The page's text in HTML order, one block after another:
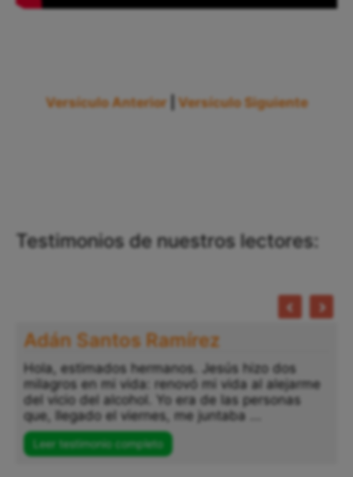
Versículo Anterior Versículo Siguiente
Testimonios de nuestros lectores:
Adán Santos Ramírez
Hola, estimados hermanos. Jesús hizo dos
milagros en mi vida: renovó mi vida al alejarme
del vicio del alcohol. Yo era de las personas
que, llegado el viernes, me juntaba ...
Leer testimonio completo